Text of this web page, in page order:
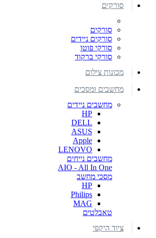
סורקים
סורקים
סורקים ניידים
סורקי פוטו
סורקי ברקוד
מכונות צילום
מחשבים ומסכים
מחשבים ניידים
HP
DELL
ASUS
Apple
LENOVO
מחשבים נייחים
AIO - All In One
מסכי מחשב
HP
Philips
MAG
טאבלטים
ציוד היקפי